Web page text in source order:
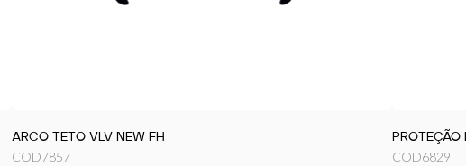
ARCO TETO VLV NEW FH
COD7857 COD6829